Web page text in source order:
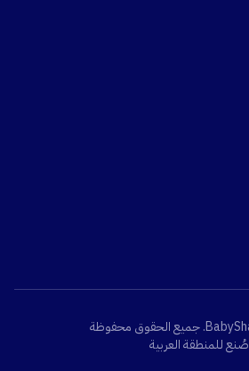
جميع الحقوق محفوظة
صُنع للمنطقة العربية